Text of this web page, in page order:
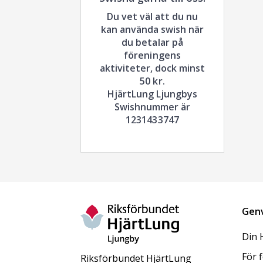
Du vet väl att du nu
kan använda swish när
du betalar på
föreningens
aktiviteter, dock minst
50 kr.
HjärtLung Ljungbys
Swishnummer är
1231433747
Riksförbundet HjärtLung
Din
För